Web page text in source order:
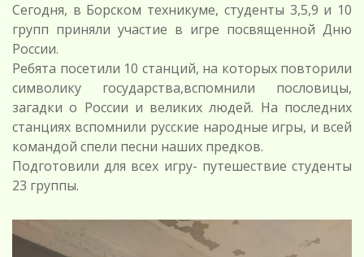
Сегодня, в Борском техникуме, студенты 3,5,9 и 10
групп приняли участие в игре посвященной Дню
России.
Ребята посетили 10 станций, на которых повторили
символику государства,вспомнили пословицы,
загадки о России и великих людей. На последних
станциях вспомнили русские народные игры, и всей
командой спели песни наших предков.
Подготовили для всех игру- путешествие студенты
23 группы.